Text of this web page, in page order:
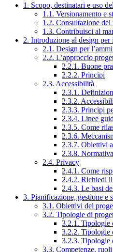
1. Scopo, destinatari e uso
1.1. Versionamento e
1.2. Consultazione del
1.3. Contribuisci al
2. Introduzione al design
2.1. Design per
2.2. L’approccio
2.2.1. Buone
2.2.2. Principi
2.3. Accessibilità
2.3.1.
2.3.2.
2.3.3. Principi
2.3.4. Linee
2.3.5. Come
2.3.6.
2.3.7. Obiettivi
2.3.8.
2.4. Privacy
2.4.1. Come
2.4.2. Richiedi il
2.4.3. Le basi
3. Pianificazione, gestione e
3.1. Obiettivi del
3.2. Tipologie di
3.2.1. Tipologie
3.2.2. Tipologie
3.2.3. Tipologie
3.3. Competenze,